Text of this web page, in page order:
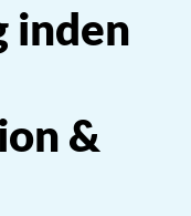
inden
&